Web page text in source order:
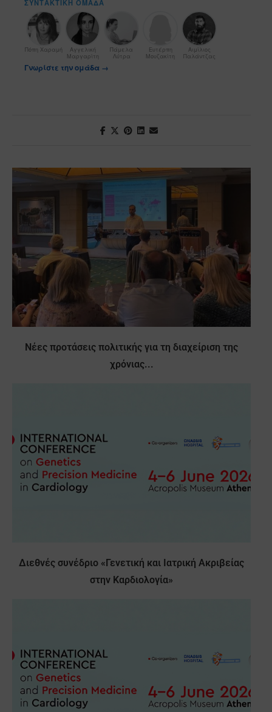
ΣΥΝΤΑΚΤΙΚΉ ΟΜΆΔΑ
Πόπη Χαραμή
Αγγελική
Μαργαρίτη
Πάμελα
Λύτρα
Ευτέρπη
Μουζακίτη
Αιμίλιος
Παλάντζας
Γνωρίστε την ομάδα →
Νέες προτάσεις πολιτικής για τη διαχείριση της
χρόνιας...
Διεθνές συνέδριο «Γενετική και Ιατρική Ακριβείας
στην Καρδιολογία»